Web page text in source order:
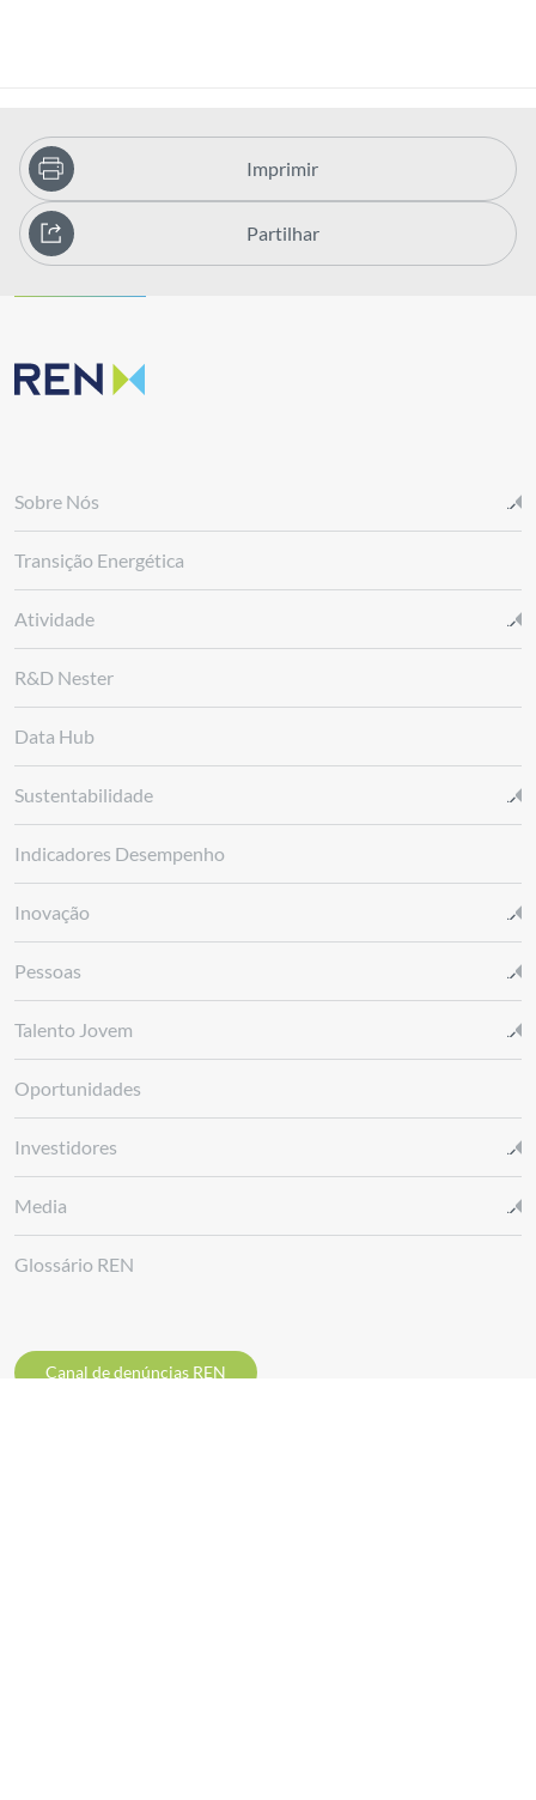
Imprimir
Partilhar
Sobre Nós
Transição Energética
Atividade
R&D Nester
Data Hub
Sustentabilidade
Indicadores Desempenho
Inovação
Pessoas
Talento Jovem
Oportunidades
Investidores
Media
Glossário REN
Canal de denúncias REN